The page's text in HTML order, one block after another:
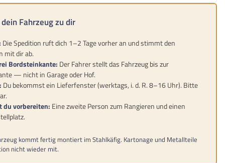
Fahrzeug zu dir
Die Spedition ruft dich 1–2 Tage vorher an und stimmt den
mit dir ab.
Bordsteinkante: Der Fahrer stellt das Fahrzeug bis zur
— nicht in Garage oder Hof.
Du bekommst ein Lieferfenster (werktags, i. d. R. 8–16 Uhr). Bitte
du vorbereiten: Eine zweite Person zum Rangieren und einen
kommt fertig montiert im Stahlkäfig. Kartonage und Metallteile
nicht wieder mit.